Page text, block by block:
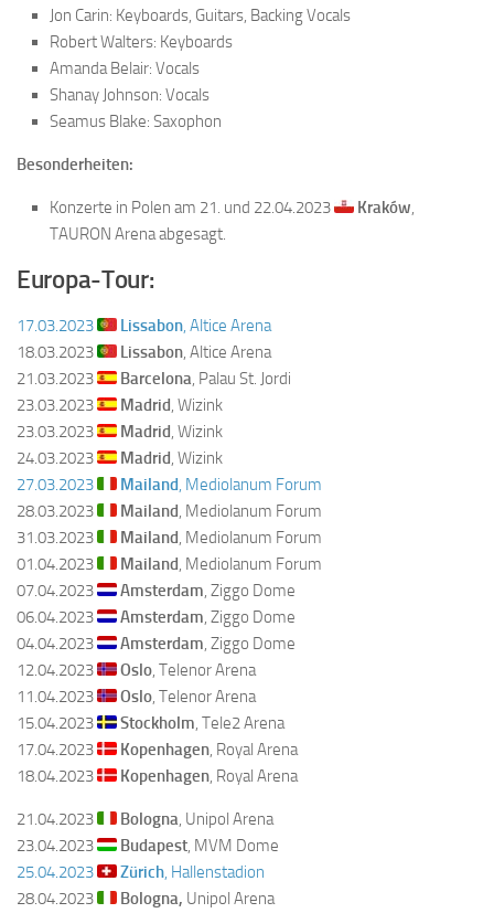
Jon Carin: Keyboards, Guitars, Backing Vocals
Robert Walters: Keyboards
Amanda Belair: Vocals
Shanay Johnson: Vocals
Seamus Blake: Saxophon
Besonderheiten:
Konzerte in Polen am 21. und 22.04.2023 Kraków
TAURON Arena abgesagt.
Europa-Tour:
17.03.2023 Lissabon , Altice Arena
18.03.2023
Lissabon , Altice Arena
21.03.2023
Barcelona , Palau St. Jordi
23.03.2023
Madrid , Wizink
23.03.2023
Madrid , Wizink
24.03.2023
Madrid , Wizink
27.03.2023
Mailand , Mediolanum Forum
28.03.2023
Mailand , Mediolanum Forum
31.03.2023
Mailand , Mediolanum Forum
01.04.2023
Mailand , Mediolanum Forum
07.04.2023
Amsterdam , Ziggo Dome
06.04.2023
Amsterdam , Ziggo Dome
04.04.2023
Amsterdam , Ziggo Dome
12.04.2023
Oslo , Telenor Arena
11.04.2023
Oslo , Telenor Arena
15.04.2023
Stockholm , Tele2 Arena
17.04.2023
Kopenhagen , Royal Arena
18.04.2023
Kopenhagen , Royal Arena
21.04.2023 Bologna , Unipol Arena
23.04.2023
Budapest , MVM Dome
25.04.2023
Zürich , Hallenstadion
28.04.2023
Bologna, Unipol Arena